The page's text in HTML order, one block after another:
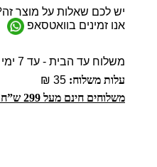
יש לכם שאלות על מוצר
אנו זמינים בוואטסאפ
משלוח עד הבית - עד 7 ימי עסקים
עלות משלוח:
משלוחים חינם מעל 299 ש”ח!